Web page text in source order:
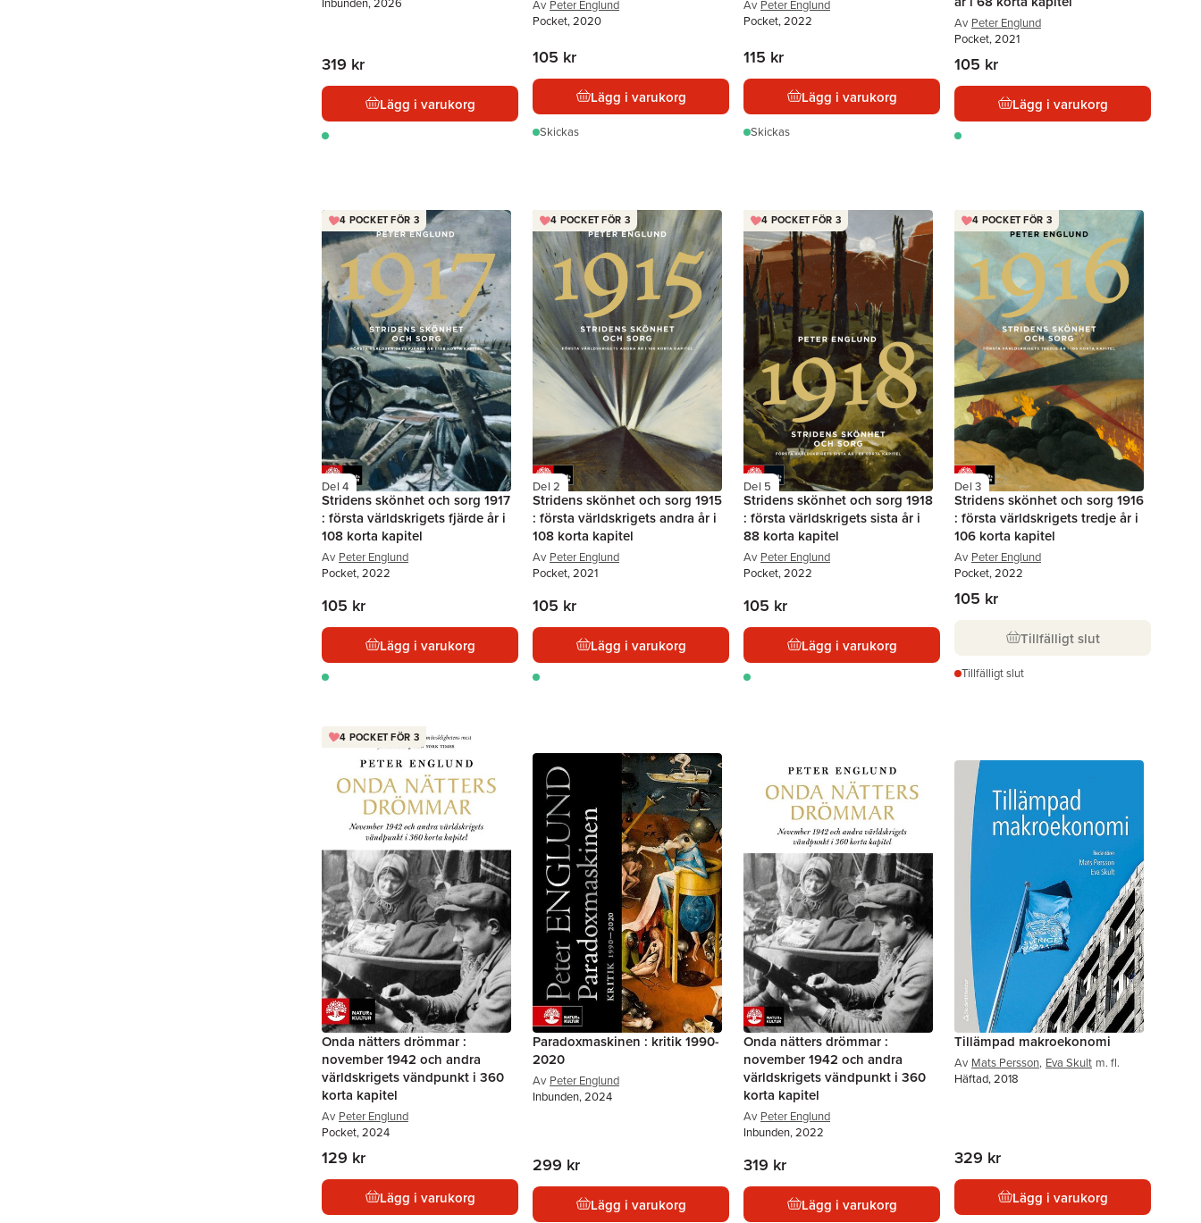
319 kr
Lägg i varukorg
Av Peter Englund
Pocket, 2020
105 kr
Lägg i varukorg
Skickas
Av Peter Englund
Pocket, 2022
115 kr
Lägg i varukorg
Skickas
Av Peter Englund
Pocket, 2021
105 kr
Lägg i varukorg
4 POCKET FÖR 3
Del 4
Stridens skönhet och sorg 1917
: första världskrigets fjärde år i
108 korta kapitel
Av Peter Englund
Pocket, 2022
105 kr
Lägg i varukorg
4 POCKET FÖR 3
Del 2
Stridens skönhet och sorg 1915
: första världskrigets andra år i
108 korta kapitel
Av Peter Englund
Pocket, 2021
105 kr
Lägg i varukorg
4 POCKET FÖR 3
Del 5
Stridens skönhet och sorg 1918
: första världskrigets sista år i
88 korta kapitel
Av Peter Englund
Pocket, 2022
105 kr
Lägg i varukorg
4 POCKET FÖR 3
Del 3
Stridens skönhet och sorg 1916
: första världskrigets tredje år i
106 korta kapitel
Av Peter Englund
Pocket, 2022
105 kr
Tillfälligt slut
Tillfälligt slut
4 POCKET FÖR 3
Onda nätters drömmar :
november 1942 och andra
världskrigets vändpunkt i 360
korta kapitel
Av Peter Englund
Pocket, 2024
129 kr
Lägg i varukorg
Paradoxmaskinen : kritik 1990-
2020
Av Peter Englund
Inbunden, 2024
299 kr
Lägg i varukorg
Onda nätters drömmar :
november 1942 och andra
världskrigets vändpunkt i 360
korta kapitel
Av Peter Englund
Inbunden, 2022
319 kr
Lägg i varukorg
Tillämpad makroekonomi
Av Mats Persson, Eva Skult m. fl.
Häftad, 2018
329 kr
Lägg i varukorg